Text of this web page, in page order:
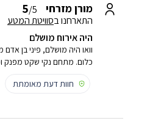
מורן מזרחי 5/5
התארחנו בסוויטת המטע
היה אירוח מושלם
וואו היה מושלם, פיני בן
כלום. מתחם נקי שקט מפנק
חוות דעת מאומתת